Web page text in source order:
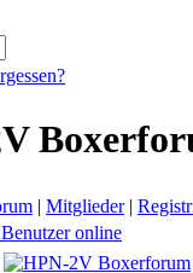
| Mitglieder|
online